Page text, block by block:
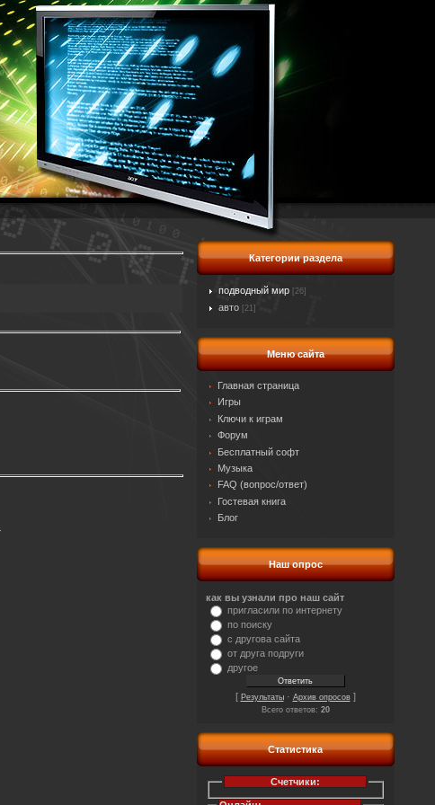
Категории раздела
подводный мир [26]
авто [21]
Меню сайта
Главная страница
Игры
Ключи к играм
Форум
Бесплатный софт
Музыка
FAQ (вопрос/ответ)
Гостевая книга
Блог
Наш опрос
как вы узнали про наш сайт
пригласили по интернету
по поиску
с другова сайта
от друга подруги
другое
[ Результаты· Архив опросов]
Всего ответов: 20
Статистика
Счетчики: